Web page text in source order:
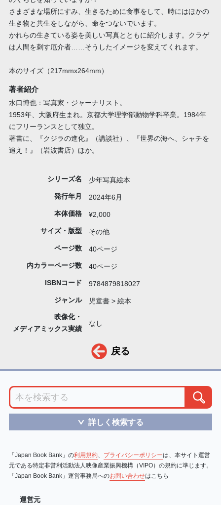
さまざまな場所にすみ、生きるために食事をして、時にはほかの
生き物と共生をしながら、命をつないでいます。
かれらの生きている姿を美しい写真とともに紹介します。クラゲ
は人間を刺す厄介者……そうしたイメージを変えてくれます。
本のサイズ（217mmx264mm）
著者紹介
水口博也：写真家・ジャーナリスト。
1953年、大阪府生まれ。京都大学理学部動物学科卒業。1984年
にフリーランスとして独立。
著書に、『クジラの進化』（講談社）、『世界の海へ、シャチを
追え！』（岩波書店）ほか。
シリーズ名 少年写真絵本
発行年月 2024年6月
本体価格 ¥2,000
サイズ・版型 その他
ページ数 40ページ
内カラーページ数 40ページ
ISBNコード 9784879818027
ジャンル 児童書 > 絵本
映像化・
メディアミックス実績
なし
戻る
＞ 詳しく検索する
「Japan Book Bank」の利用規約、 プライバシーポリシーは、本サイト運営
元である特定非営利活動法人映像産業振興機構（VIPO）の規約に準じます。
「Japan Book Bank」運営事務局へのお問い合わせはこちら
運営元